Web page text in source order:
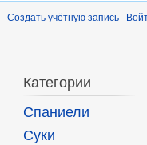
Создать учётную запись
Категории
Спаниели
Суки